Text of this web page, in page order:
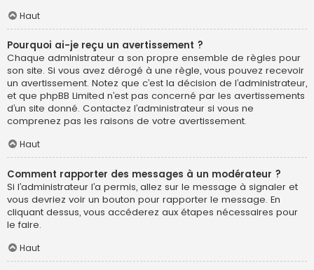
Haut
Pourquoi ai-je reçu un avertissement ?
Chaque administrateur a son propre ensemble de règles pour
son site. Si vous avez dérogé à une règle, vous pouvez recevoir
un avertissement. Notez que c’est la décision de l’administrateur,
et que phpBB Limited n’est pas concerné par les avertissements
d’un site donné. Contactez l’administrateur si vous ne
comprenez pas les raisons de votre avertissement.
Haut
Comment rapporter des messages à un modérateur ?
Si l’administrateur l’a permis, allez sur le message à signaler et
vous devriez voir un bouton pour rapporter le message. En
cliquant dessus, vous accéderez aux étapes nécessaires pour
le faire.
Haut